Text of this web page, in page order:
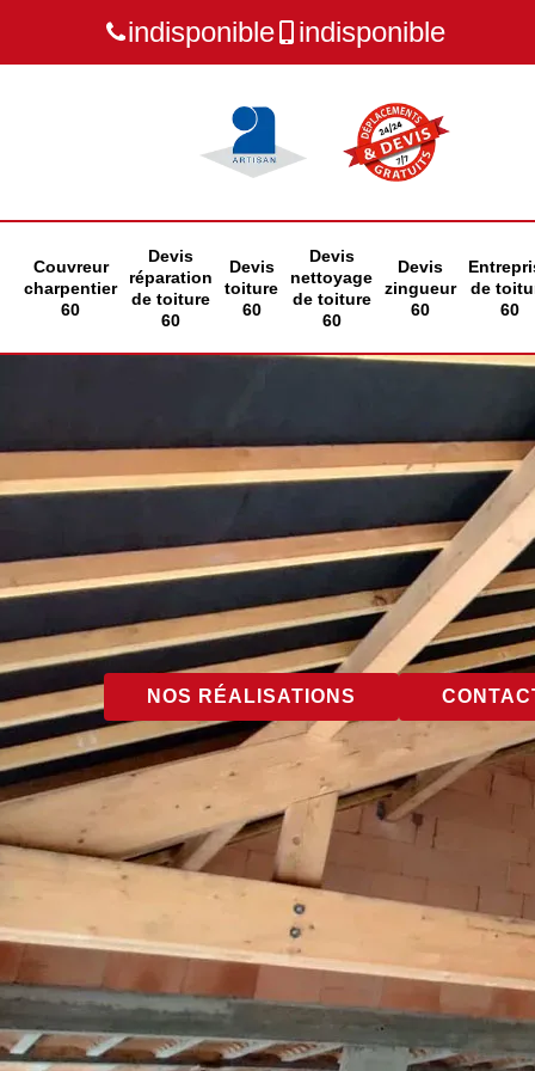
indisponible indisponible
Couvreur
charpentier
60
Devis
réparation
de toiture
60
Devis
toiture
60
Devis
nettoyage
de toiture
60
Devis
zingueur
60
de
60
NOS RÉALISATIONS